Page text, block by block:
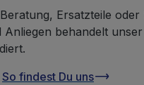
Ersatzteile
Anliegen behandelt
So findest Du uns